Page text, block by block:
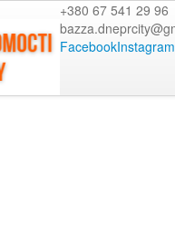
+380 67 541 29 96
FacebookInstagram